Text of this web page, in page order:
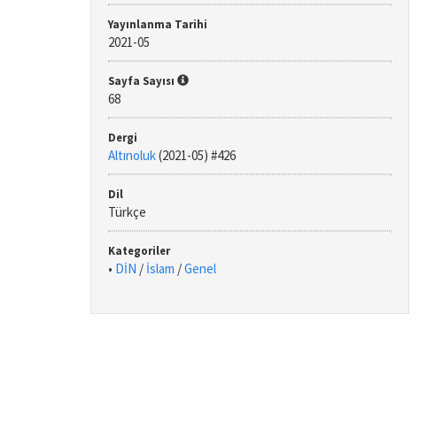
Yayınlanma Tarihi
2021-05
Sayfa Sayısı
68
Dergi
Altınoluk(2021-05) #426
Dil
Türkçe
Kategoriler
• DİN / İslam /Genel